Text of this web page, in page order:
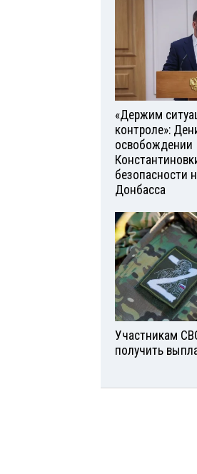
«Держим
контроле»:
освобождении
безопасности
Донбасса
Участникам
получить